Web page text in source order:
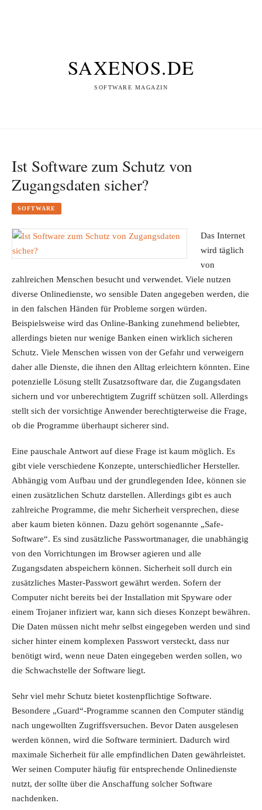
SAXENOS.DE
SOFTWARE MAGAZIN
Ist Software zum Schutz von
Zugangsdaten sicher?
SOFTWARE
Das Internet
wird täglich
von
zahlreichen Menschen besucht und verwendet. Viele nutzen
diverse Onlinedienste, wo sensible Daten angegeben werden, die
in den falschen Händen für Probleme sorgen würden.
Beispielsweise wird das Online-Banking zunehmend beliebter,
allerdings bieten nur wenige Banken einen wirklich sicheren
Schutz. Viele Menschen wissen von der Gefahr und verweigern
daher alle Dienste, die ihnen den Alltag erleichtern könnten. Eine
potenzielle Lösung stellt Zusatzsoftware dar, die Zugangsdaten
sichern und vor unberechtigtem Zugriff schützen soll. Allerdings
stellt sich der vorsichtige Anwender berechtigterweise die Frage,
ob die Programme überhaupt sicherer sind.
Eine pauschale Antwort auf diese Frage ist kaum möglich. Es
gibt viele verschiedene Konzepte, unterschiedlicher Hersteller.
Abhängig vom Aufbau und der grundlegenden Idee, können sie
einen zusätzlichen Schutz darstellen. Allerdings gibt es auch
zahlreiche Programme, die mehr Sicherheit versprechen, diese
aber kaum bieten können. Dazu gehört sogenannte „Safe-
Software“. Es sind zusätzliche Passwortmanager, die unabhängig
von den Vorrichtungen im Browser agieren und alle
Zugangsdaten abspeichern können. Sicherheit soll durch ein
zusätzliches Master-Passwort gewährt werden. Sofern der
Computer nicht bereits bei der Installation mit Spyware oder
einem Trojaner infiziert war, kann sich dieses Konzept bewähren.
Die Daten müssen nicht mehr selbst eingegeben werden und sind
sicher hinter einem komplexen Passwort versteckt, dass nur
benötigt wird, wenn neue Daten eingegeben werden sollen, wo
die Schwachstelle der Software liegt.
Sehr viel mehr Schutz bietet kostenpflichtige Software.
Besondere „Guard“-Programme scannen den Computer ständig
nach ungewollten Zugriffsversuchen. Bevor Daten ausgelesen
werden können, wird die Software terminiert. Dadurch wird
maximale Sicherheit für alle empfindlichen Daten gewährleistet.
Wer seinen Computer häufig für entsprechende Onlinedienste
nutzt, der sollte über die Anschaffung solcher Software
nachdenken.